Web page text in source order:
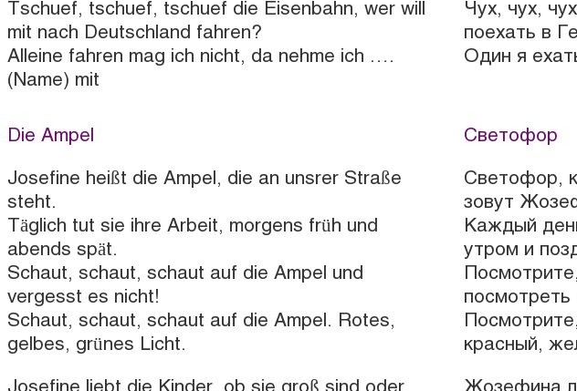
Tschuef, tschuef, tschuef die Eisenbahn, wer will
mit nach Deutschland fahren?
Alleine fahren mag ich nicht, da nehme ich ….
(Name) mit
Чух, чух,
поехать в
Один я
Die Ampel
Josefine heißt die Ampel, die an unsrer Straße
steht.
Täglich tut sie ihre Arbeit, morgens früh und
abends spät.
Schaut, schaut, schaut auf die Ampel und
vergesst es nicht!
Schaut, schaut, schaut auf die Ampel. Rotes,
gelbes, grünes Licht.
Josefine liebt die Kinder, ob sie groß sind oder
Светофор
Светофор,
зовут
Каждый
утром и
красный,
Жозефина